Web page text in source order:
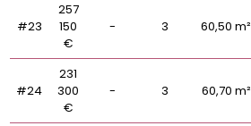
#23
257
150
€
- 3 60,50 m²
#24
231
300
€
- 3 60,70 m²